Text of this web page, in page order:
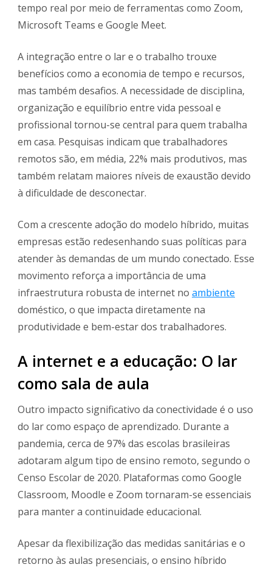
tempo real por meio de ferramentas como Zoom,
Microsoft Teams e Google Meet.
A integração entre o lar e o trabalho trouxe
benefícios como a economia de tempo e recursos,
mas também desafios. A necessidade de disciplina,
organização e equilíbrio entre vida pessoal e
profissional tornou-se central para quem trabalha
em casa. Pesquisas indicam que trabalhadores
remotos são, em média, 22% mais produtivos, mas
também relatam maiores níveis de exaustão devido
à dificuldade de desconectar.
Com a crescente adoção do modelo híbrido, muitas
empresas estão redesenhando suas políticas para
atender às demandas de um mundo conectado. Esse
movimento reforça a importância de uma
infraestrutura robusta de internet no ambiente
doméstico, o que impacta diretamente na
produtividade e bem-estar dos trabalhadores.
A internet e a educação: O lar
como sala de aula
Outro impacto significativo da conectividade é o uso
do lar como espaço de aprendizado. Durante a
pandemia, cerca de 97% das escolas brasileiras
adotaram algum tipo de ensino remoto, segundo o
Censo Escolar de 2020. Plataformas como Google
Classroom, Moodle e Zoom tornaram-se essenciais
para manter a continuidade educacional.
Apesar da flexibilização das medidas sanitárias e o
retorno às aulas presenciais, o ensino híbrido